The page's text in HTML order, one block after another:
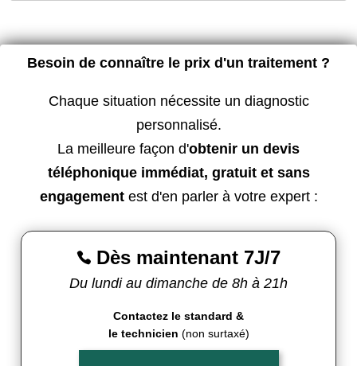
Besoin de connaître le prix d'un traitement ?
Chaque situation nécessite un diagnostic
personnalisé.
La meilleure façon d'obtenir un devis
téléphonique immédiat, gratuit et sans
engagementest d'en parler à votre expert :
 Dès maintenant 7J/7
Du lundi au dimanche de 8h à 21h
Contactez le standard &
le technicien (non surtaxé)